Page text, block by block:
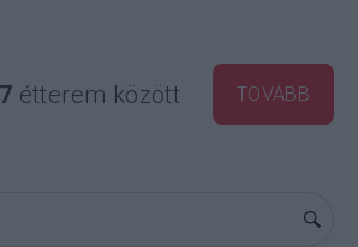
étterem között TOVÁBB